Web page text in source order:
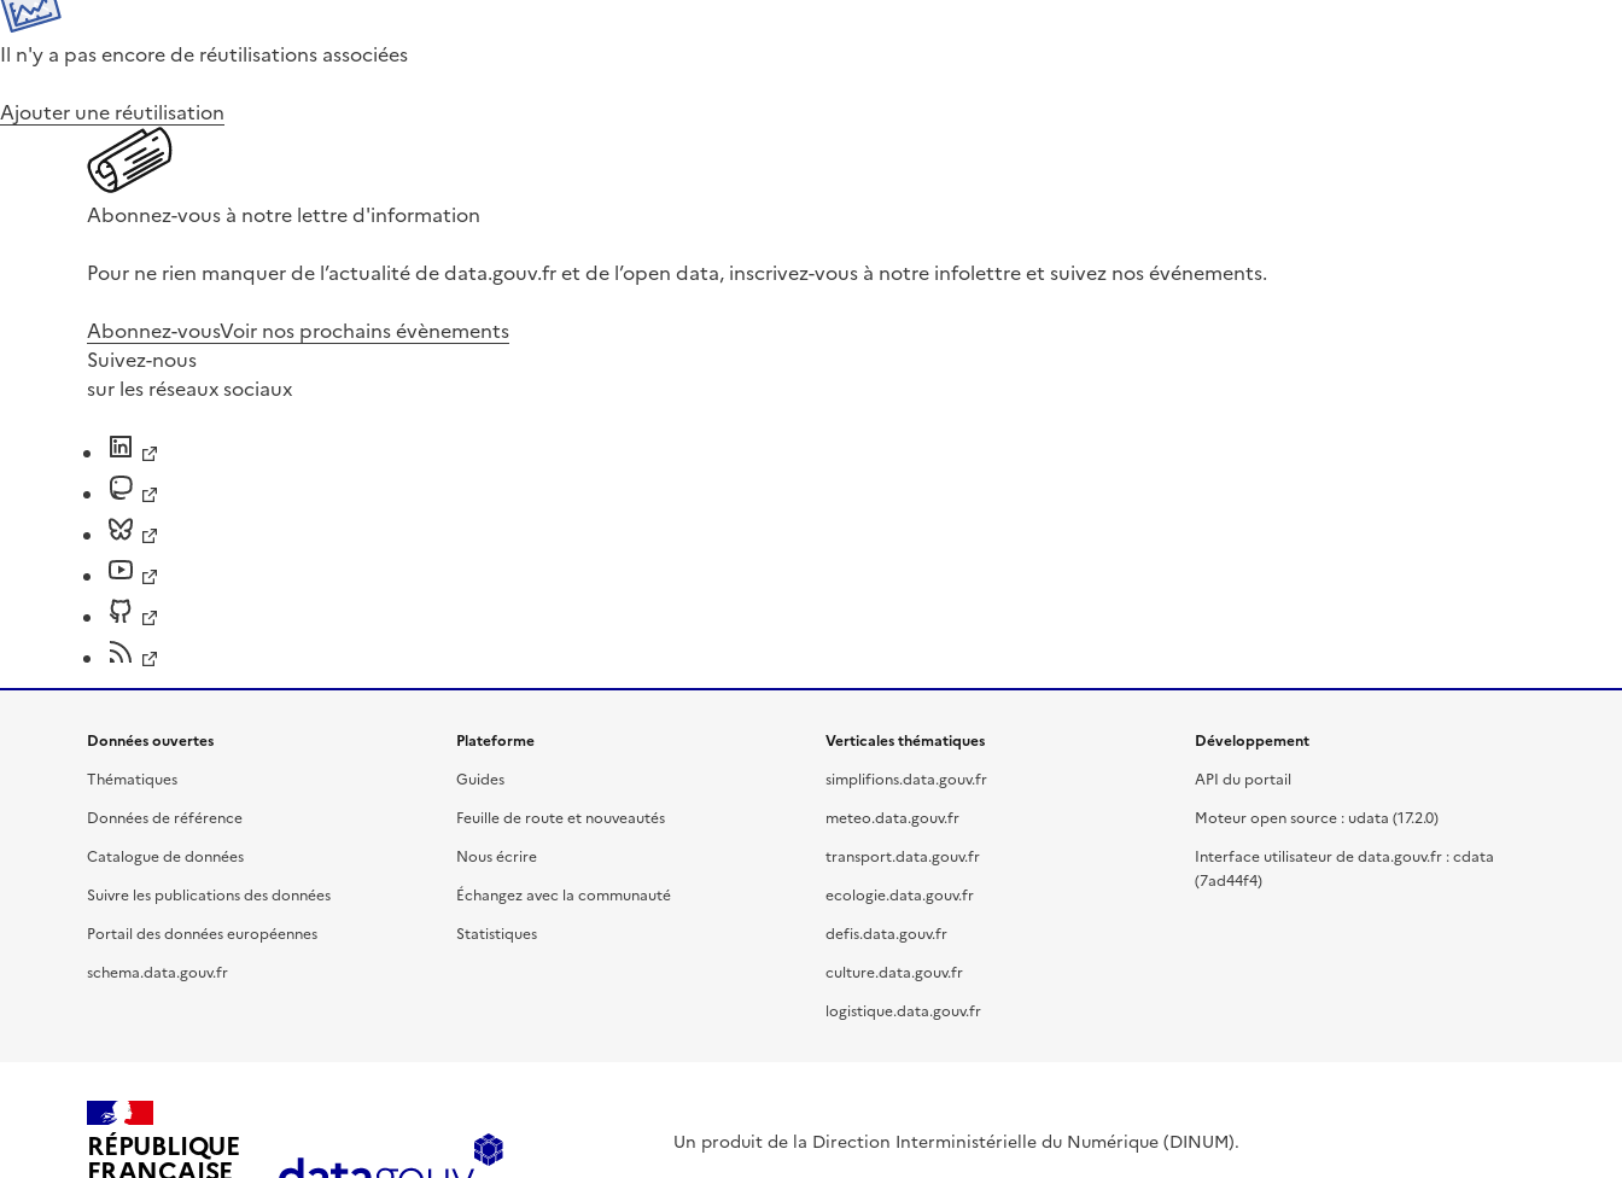
Il n'y a pas encore de réutilisations associées
Ajouter une réutilisation
Abonnez-vous à notre lettre d'information
Pour ne rien manquer de l’actualité de data.gouv.fr et de l’open data, inscrivez-vous à notre infolettre et suivez nos événements.
Abonnez-vousVoir nos prochains évènements
Suivez-nous
sur les réseaux sociaux
Données ouvertes
Thématiques
Données de référence
Catalogue de données
Suivre les publications des données
Portail des données européennes
schema.data.gouv.fr
Plateforme
Guides
Feuille de route et nouveautés
Nous écrire
Échangez avec la communauté
Statistiques
Verticales thématiques
simplifions.data.gouv.fr
meteo.data.gouv.fr
transport.data.gouv.fr
ecologie.data.gouv.fr
defis.data.gouv.fr
culture.data.gouv.fr
logistique.data.gouv.fr
Développement
API du portail
Moteur open source : udata (17.2.0)
Interface utilisateur de data.gouv.fr : cdata
(7ad44f4)
RÉPUBLIQUE Un produit de la Direction Interministérielle du Numérique (DINUM).